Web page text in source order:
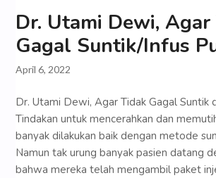
Dr. Utami Dewi,
Gagal Suntik/Infus
April 6, 2022
Dr. Utami Dewi, Agar Tidak Gagal Suntik
Tindakan untuk mencerahkan dan
banyak dilakukan baik dengan metode
Namun tak urung banyak pasien datang
bahwa mereka telah mengambil paket